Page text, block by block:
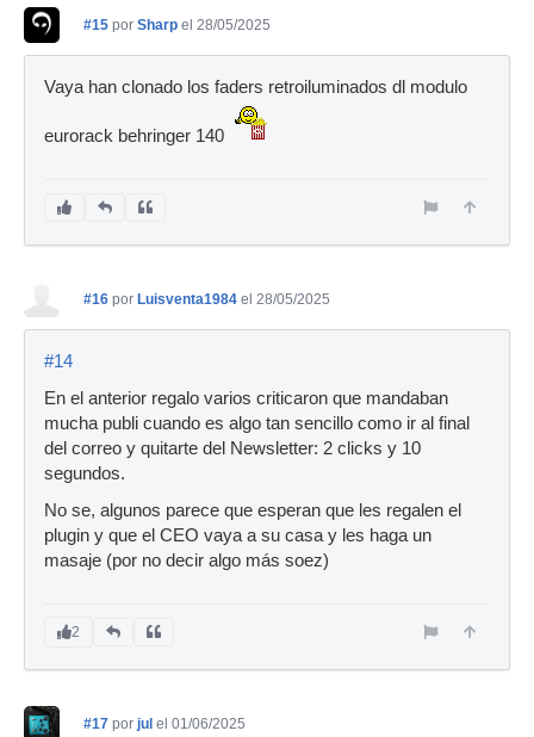
#15 por Sharp el 28/05/2025
Vaya han clonado los faders retroiluminados dl modulo
eurorack behringer 140
#16 por Luisventa1984 el 28/05/2025
#14
En el anterior regalo varios criticaron que mandaban
mucha publi cuando es algo tan sencillo como ir al final
del correo y quitarte del Newsletter: 2 clicks y 10
segundos.
No se, algunos parece que esperan que les regalen el
plugin y que el CEO vaya a su casa y les haga un
masaje (por no decir algo más soez)
2
#17 por jul el 01/06/2025